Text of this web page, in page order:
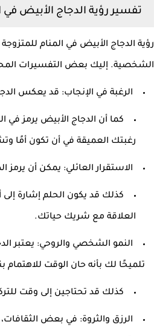
تفسير رؤية الدجاج الأبيض في
رؤية الدجاج الأبيض في المنام
الشخصية. إليك بعض التفسيرات
الرغبة في الإنجاب: قد يعكس
كما أن الدجاج الأبيض يرمز في
رغبتك العميقة في أن تكون أمًا
الاستقرار العائلي: يمكن أن يرمز
كذلك قد يكون الحلم إشارة
العلاقة مع شريك حياتك.
النمو الشخصي والروحي: يعتبر
تلميحًا لك بأنه حان الوقت
كذلك قد تحتاجين إلى وقت
الرزق والثروة: في بعض الثقافات،